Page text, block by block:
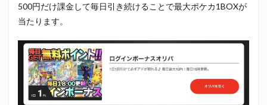
500円だけ課金して毎日引き続けることで最大ポケカ1BOXが
当たります。